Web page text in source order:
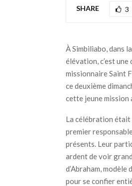
SHARE 3
À Simbiliabo, dans
élévation, c’est
missionnaire Saint
ce deuxième
cette jeune mission
La célébration était
premier
présents. Leur
ardent de voir
d’Abraham,
pour se confier